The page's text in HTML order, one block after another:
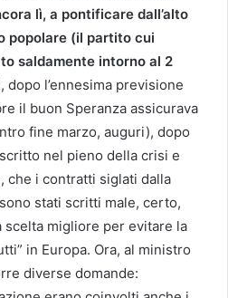
lì, a pontificare dall’alto
popolare (il partito cui
saldamente intorno al 2
dopo l’ennesima previsione
il buon Speranza assicurava
fine marzo, auguri), dopo
nel pieno della crisi e
che i contratti siglati dalla
stati scritti male, certo,
scelta migliore per evitare la
in Europa. Ora, al ministro
diverse domande: